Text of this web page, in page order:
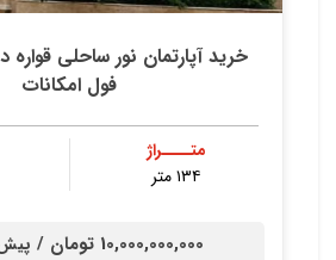
فول امکانات
متــــراژ
۱۳۴ متر
10,000,000,000 تومان /